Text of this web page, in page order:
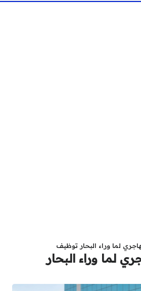
لما وراء البحار توظيف
لما وراء البحار